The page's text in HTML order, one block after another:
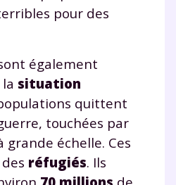
pour des
également
situation
quittent
touchées par
grande échelle. Ces
réfugiés. Ils
progresser
votre
?